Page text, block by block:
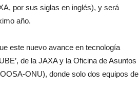
por sus siglas en inglés), y será
año.
este nuevo avance en tecnología
de la JAXA y la Oficina de Asuntos
ONU), donde solo dos equipos de